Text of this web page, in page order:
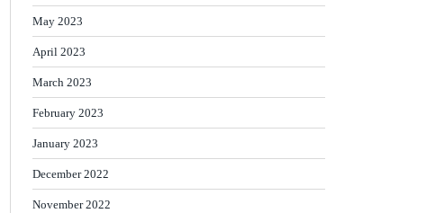
May 2023
April 2023
March 2023
February 2023
January 2023
December 2022
November 2022